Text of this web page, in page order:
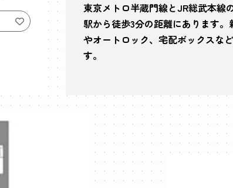
東京メトロ半蔵門線とJR総武本線
駅から徒歩3分の距離にあります
やオートロック、宅配ボックスな
す。